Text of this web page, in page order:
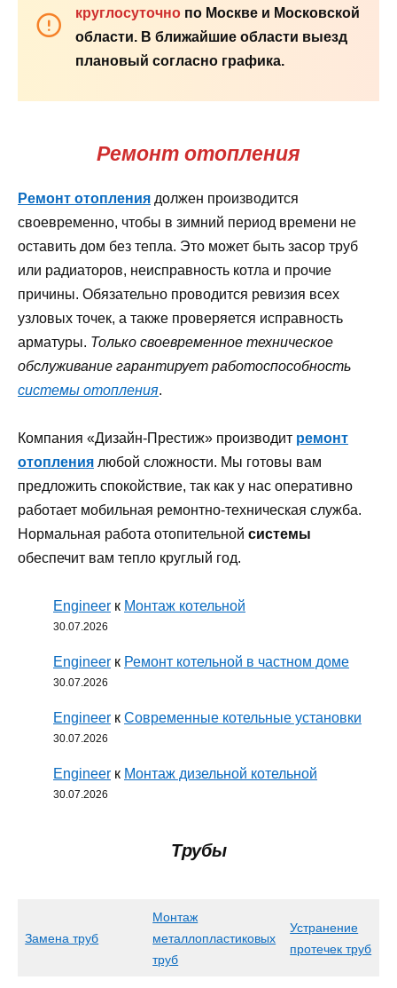
круглосуточно по Москве и Московской
области. В ближайшие области выезд
плановый согласно графика.
Ремонт отопления
Ремонт отопления должен производится
своевременно, чтобы в зимний период времени не
оставить дом без тепла. Это может быть засор труб
или радиаторов, неисправность котла и прочие
причины. Обязательно проводится ревизия всех
узловых точек, а также проверяется исправность
арматуры. Только своевременное техническое
обслуживание гарантирует работоспособность
системы отопления.
Компания «Дизайн-Престиж» производит ремонт
отопления любой сложности. Мы готовы вам
предложить спокойствие, так как у нас оперативно
работает мобильная ремонтно-техническая служба.
Нормальная работа отопительной системы
обеспечит вам тепло круглый год.
Engineer к Монтаж котельной
30.07.2026
Engineer к Ремонт котельной в частном доме
30.07.2026
Engineer к Современные котельные установки
30.07.2026
Engineer к Монтаж дизельной котельной
30.07.2026
Трубы
Замена труб
Монтаж
металлопластиковых
труб
Устранение
протечек труб